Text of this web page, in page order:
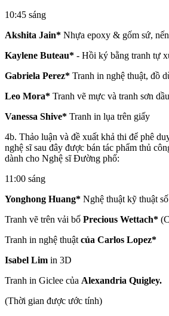
10:45 sáng
Akshita Jain* Nhựa epoxy & gốm sứ, nến
Kaylene Buteau* - Hồi ký bằng tranh tự
Gabriela Perez* Tranh in nghệ thuật, đồ
Leo Mora* Tranh vẽ mực và tranh sơn dầu
Vanessa Shive* Tranh in lụa trên giấy
4b. Thảo luận và đề xuất khả thi để phê
nghệ sĩ sau đây được bán tác phẩm thủ
dành cho Nghệ sĩ Đường phố:
11:00 sáng
Yonghong Huang* Nghệ thuật kỹ thuật
Tranh vẽ trên vải bố Precious Wettach*
Tranh in nghệ thuật của Carlos Lopez*
Isabel Lim in 3D
Tranh in Giclee của Alexandria Quigley.
(Thời gian được ước tính)